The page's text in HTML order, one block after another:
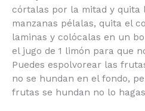
córtalas por la mitad y quita
manzanas pélalas, quita el
laminas y colócalas en un
con el jugo de 1 limón para
Puedes espolvorear las
no se hundan en el fondo,
frutas se hundan no lo